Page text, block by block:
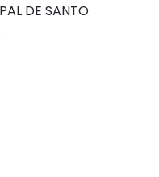
DE SANTO